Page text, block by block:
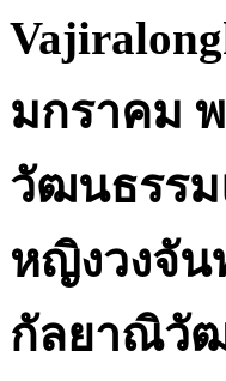
มกราคม
วัฒนธรรม
หญิงวงจั
กัลยาณิวั